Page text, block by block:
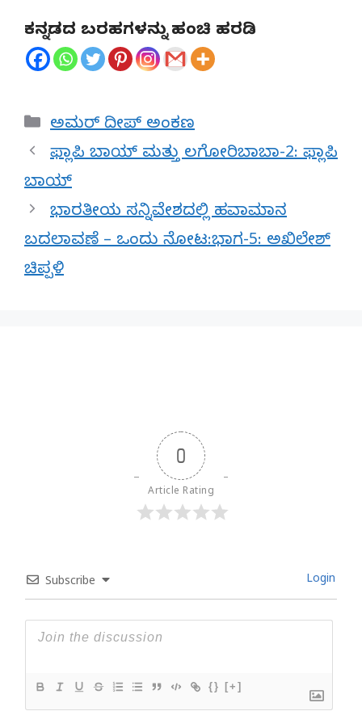
ಕನ್ನಡದ ಬರಹಗಳನ್ನು ಹಂಚಿ ಹರಡಿ
Categories
ಅಮರ್ ದೀಪ್ ಅಂಕಣ
ಫ್ಲಾಪಿ ಬಾಯ್ ಮತ್ತು ಲಗೋರಿಬಾಬಾ-2: ಫ್ಲಾಪಿ
ಬಾಯ್
ಭಾರತೀಯ ಸನ್ನಿವೇಶದಲ್ಲಿ ಹವಾಮಾನ
ಬದಲಾವಣೆ – ಒಂದು ನೋಟ:ಭಾಗ-5: ಅಖಿಲೇಶ್
ಚಿಪ್ಪಳಿ
0
Article Rating
Subscribe Login
{} [+]